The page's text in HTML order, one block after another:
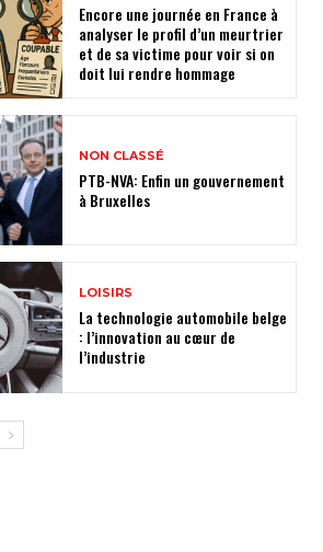
Encore une journée en France à
analyser le profil d’un meurtrier
et de sa victime pour voir si on
doit lui rendre hommage
NON CLASSÉ
PTB-NVA: Enfin un gouvernement
à Bruxelles
LOISIRS
La technologie automobile belge
: l’innovation au cœur de
l’industrie